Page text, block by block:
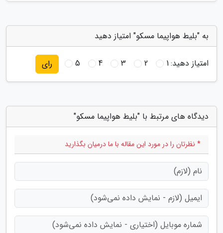
به "بلیط هواپیما مسکو" امتیاز دهید
امتیاز دهید:1
2
3
4
5 رای
دیدگاه های مرتبط با "بلیط هواپیما مسکو"
* نظرتان را در مورد این مقاله با ما درمیان بگذارید